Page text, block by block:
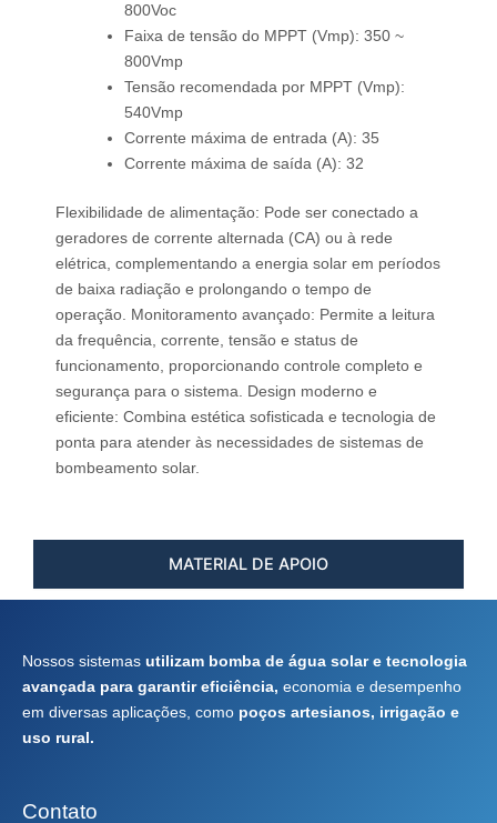
MATERIAL DE APOIO
800Voc
Faixa de tensão do MPPT (Vmp): 350 ~
800Vmp
Tensão recomendada por MPPT (Vmp):
540Vmp
Corrente máxima de entrada (A): 35
Corrente máxima de saída (A): 32
Flexibilidade de alimentação: Pode ser conectado a
geradores de corrente alternada (CA) ou à rede
elétrica, complementando a energia solar em períodos
de baixa radiação e prolongando o tempo de
operação. Monitoramento avançado: Permite a leitura
da frequência, corrente, tensão e status de
funcionamento, proporcionando controle completo e
segurança para o sistema. Design moderno e
eficiente: Combina estética sofisticada e tecnologia de
ponta para atender às necessidades de sistemas de
bombeamento solar.
Nossos sistemas utilizam bomba de água solar e tecnologia
avançada para garantir eficiência, economia e desempenho
em diversas aplicações, como poços artesianos, irrigação e
uso rural.
Contato